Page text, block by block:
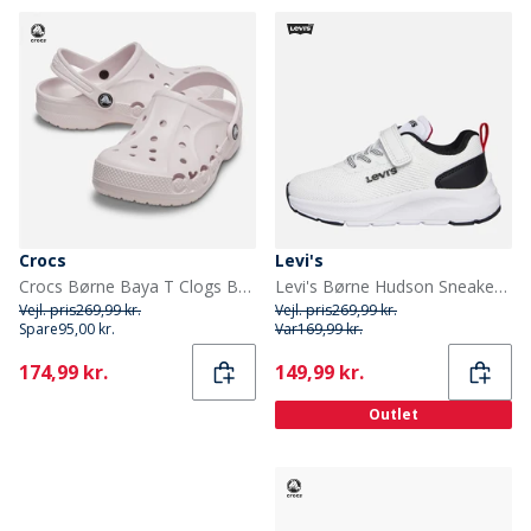
Crocs
Crocs Børne Baya T Clogs Barely Pink
Vejl. pris269,99 kr.
Spare95,00 kr.
Current
174,99 kr.
Levi's
Levi's Børne Hudson Sneakers Hvid/Sort/Rød 0239 White Black Red 0239
Vejl. pris269,99 kr.
Var169,99 kr.
Current
149,99 kr.
Outlet